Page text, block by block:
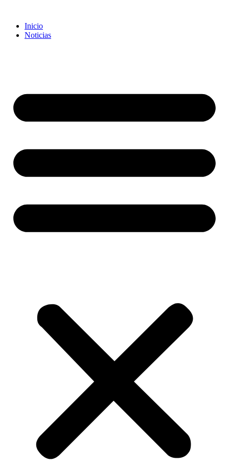
Inicio
Noticias